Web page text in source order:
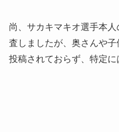
尚、サカキマキオ選手本
査しましたが、奥さんや
投稿されておらず、特定に